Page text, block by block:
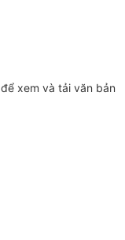
để xem và tải văn bản